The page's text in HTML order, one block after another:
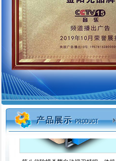
2021智能杀菌除螨精细一体弹花机
第八代除螨杀菌自动切刀精细一体机